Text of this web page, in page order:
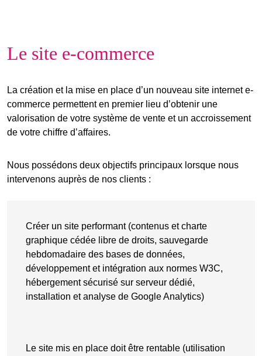
Le site e-commerce
La création et la mise en place d’un nouveau site internet e-
commerce permettent en premier lieu d’obtenir une
valorisation de votre système de vente et un accroissement
de votre chiffre d’affaires.
Nous possédons deux objectifs principaux lorsque nous
intervenons auprès de nos clients :
Créer un site performant (contenus et charte
graphique cédée libre de droits, sauvegarde
hebdomadaire des bases de données,
développement et intégration aux normes W3C,
hébergement sécurisé sur serveur dédié,
installation et analyse de Google Analytics)
Le site mis en place doit être rentable (utilisation